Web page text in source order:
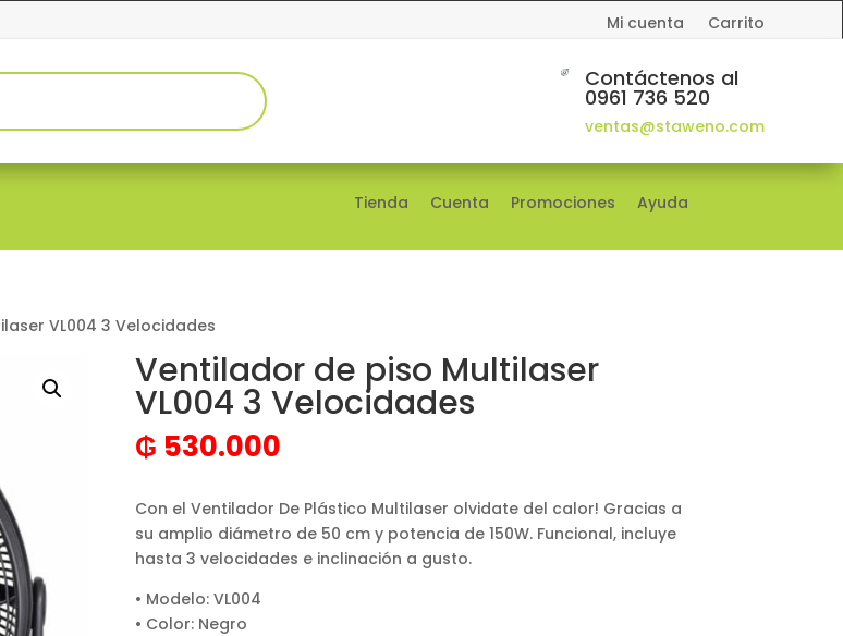
Mi cuenta Carrito
Contáctenos al
0961 736 520
ventas@staweno.com
Tienda Cuenta Promociones Ayuda
VL004 3 Velocidades
Ventilador de piso Multilaser
VL004 3 Velocidades
₲ 530.000
Con el Ventilador De Plástico Multilaser olvidate del calor! Gracias a
su amplio diámetro de 50 cm y potencia de 150W. Funcional, incluye
hasta 3 velocidades e inclinación a gusto.
• Modelo: VL004
• Color: Negro